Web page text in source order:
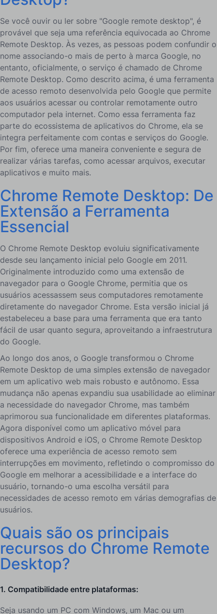
Se você ouvir ou ler sobre "Google remote desktop", é
provável que seja uma referência equivocada ao Chrome
Remote Desktop. Às vezes, as pessoas podem confundir o
nome associando-o mais de perto à marca Google, no
entanto, oficialmente, o serviço é chamado de Chrome
Remote Desktop. Como descrito acima, é uma ferramenta
de acesso remoto desenvolvida pelo Google que permite
aos usuários acessar ou controlar remotamente outro
computador pela internet. Como essa ferramenta faz
parte do ecossistema de aplicativos do Chrome, ela se
integra perfeitamente com contas e serviços do Google.
Por fim, oferece uma maneira conveniente e segura de
realizar várias tarefas, como acessar arquivos, executar
aplicativos e muito mais.
Chrome Remote Desktop: De
Extensão a Ferramenta
Essencial
O Chrome Remote Desktop evoluiu significativamente
desde seu lançamento inicial pelo Google em 2011.
Originalmente introduzido como uma extensão de
navegador para o Google Chrome, permitia que os
usuários acessassem seus computadores remotamente
diretamente do navegador Chrome. Esta versão inicial já
estabeleceu a base para uma ferramenta que era tanto
fácil de usar quanto segura, aproveitando a infraestrutura
do Google.
Ao longo dos anos, o Google transformou o Chrome
Remote Desktop de uma simples extensão de navegador
em um aplicativo web mais robusto e autônomo. Essa
mudança não apenas expandiu sua usabilidade ao eliminar
a necessidade do navegador Chrome, mas também
aprimorou sua funcionalidade em diferentes plataformas.
Agora disponível como um aplicativo móvel para
dispositivos Android e iOS, o Chrome Remote Desktop
oferece uma experiência de acesso remoto sem
interrupções em movimento, refletindo o compromisso do
Google em melhorar a acessibilidade e a interface do
usuário, tornando-o uma escolha versátil para
necessidades de acesso remoto em várias demografias de
usuários.
Quais são os principais
recursos do Chrome Remote
Desktop?
1. Compatibilidade entre plataformas:
Seja usando um PC com Windows, um Mac ou um